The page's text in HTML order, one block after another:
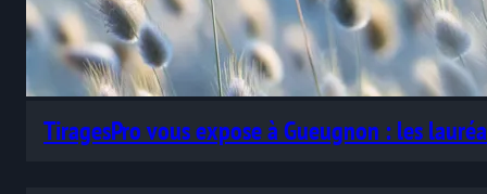
TiragesPro vous expose à Gueugnon : les